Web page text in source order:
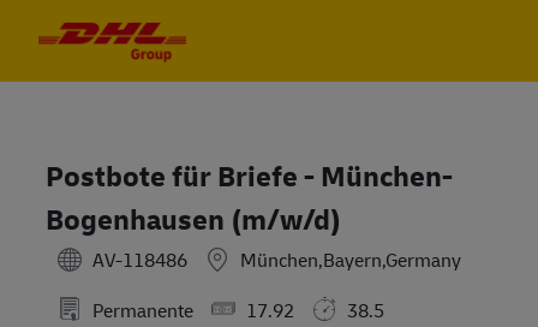
Postbote für Briefe - München-
Bogenhausen (m/w/d)
AV-118486
München,Bayern,Germany
Permanente
17.92
38.5